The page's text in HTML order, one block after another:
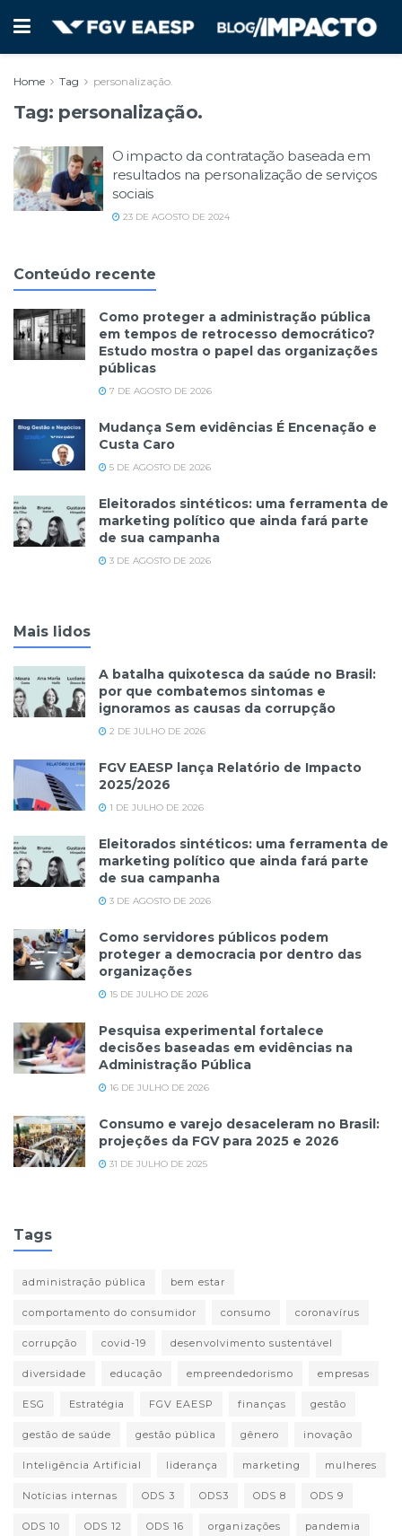
Home Tag personalização.
Tag: personalização.
O impacto da contratação baseada em
resultados na personalização de serviços
sociais
23 DE AGOSTO DE 2024
Conteúdo recente
Como proteger a administração pública
em tempos de retrocesso democrático?
Estudo mostra o papel das organizações
públicas
7 DE AGOSTO DE 2026
Mudança Sem evidências É Encenação e
Custa Caro
5 DE AGOSTO DE 2026
Eleitorados sintéticos: uma ferramenta de
marketing político que ainda fará parte
de sua campanha
3 DE AGOSTO DE 2026
Mais lidos
A batalha quixotesca da saúde no Brasil:
por que combatemos sintomas e
ignoramos as causas da corrupção
2 DE JULHO DE 2026
FGV EAESP lança Relatório de Impacto
2025/2026
1 DE JULHO DE 2026
Eleitorados sintéticos: uma ferramenta de
marketing político que ainda fará parte
de sua campanha
3 DE AGOSTO DE 2026
Como servidores públicos podem
proteger a democracia por dentro das
organizações
15 DE JULHO DE 2026
Pesquisa experimental fortalece
decisões baseadas em evidências na
Administração Pública
16 DE JULHO DE 2026
Consumo e varejo desaceleram no Brasil:
projeções da FGV para 2025 e 2026
31 DE JULHO DE 2025
Tags
administração pública bem estar
comportamento do consumidor consumo coronavírus
corrupção covid-19 desenvolvimento sustentável
diversidade educação empreendedorismo empresas
ESG Estratégia FGV EAESP finanças gestão
gestão de saúde gestão pública gênero inovação
Inteligência Artificial liderança marketing mulheres
Notícias internas ODS 3 ODS3 ODS 8 ODS 9
ODS 10 ODS 12 ODS 16 organizações pandemia